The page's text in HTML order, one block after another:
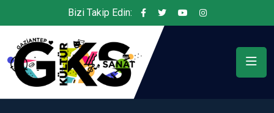
Bizi Takip Edin: